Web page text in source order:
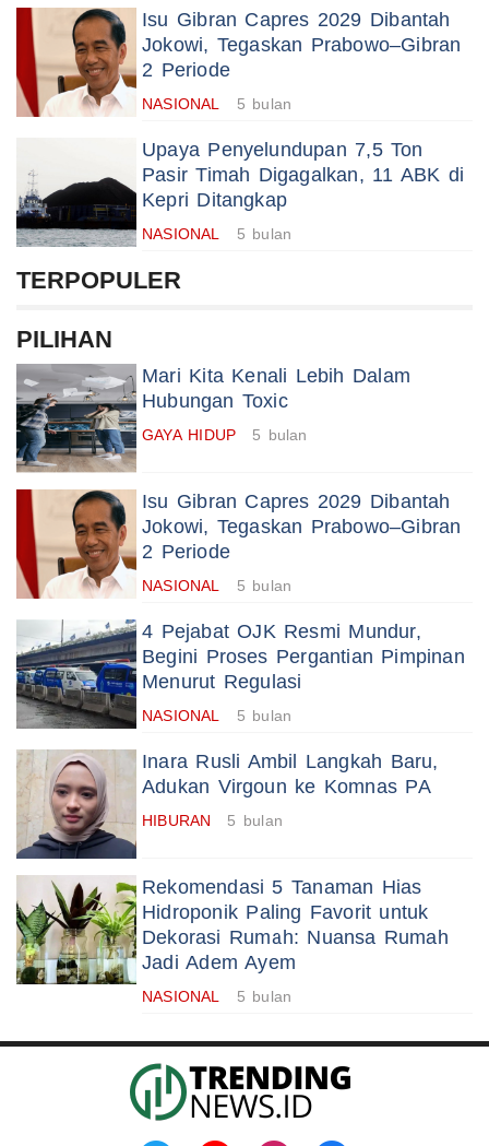
Isu Gibran Capres 2029 Dibantah
Jokowi, Tegaskan Prabowo–Gibran
2 Periode
NASIONAL 5 bulan
Upaya Penyelundupan 7,5 Ton
Pasir Timah Digagalkan, 11 ABK di
Kepri Ditangkap
NASIONAL 5 bulan
TERPOPULER
PILIHAN
Mari Kita Kenali Lebih Dalam
Hubungan Toxic
GAYA HIDUP 5 bulan
Isu Gibran Capres 2029 Dibantah
Jokowi, Tegaskan Prabowo–Gibran
2 Periode
NASIONAL 5 bulan
4 Pejabat OJK Resmi Mundur,
Begini Proses Pergantian Pimpinan
Menurut Regulasi
NASIONAL 5 bulan
Inara Rusli Ambil Langkah Baru,
Adukan Virgoun ke Komnas PA
HIBURAN 5 bulan
Rekomendasi 5 Tanaman Hias
Hidroponik Paling Favorit untuk
Dekorasi Rumah: Nuansa Rumah
Jadi Adem Ayem
NASIONAL 5 bulan